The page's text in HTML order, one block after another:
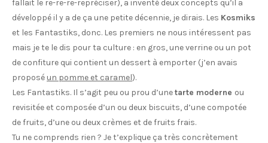
fallait le re-re-re-repréciser), a inventé deux concepts qu’il a
développé il y a de ça une petite décennie, je dirais. Les Kosmiks
et les Fantastiks, donc. Les premiers ne nous intéressent pas
mais je te le dis pour ta culture : en gros, une verrine ou un pot
de confiture qui contient un dessert à emporter (j’en avais
proposé un pomme et caramel).
Les Fantastiks. Il s’agit peu ou prou d’unetarte moderne ou
revisitée et composée d’un ou deux biscuits, d’une compotée
de fruits, d’une ou deux crèmes et de fruits frais.
Tu ne comprends rien ? Je t’explique ça très concrètement